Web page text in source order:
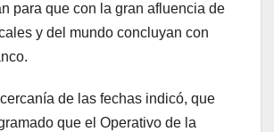
para que con la gran afluencia de
y del mundo concluyan con
de las fechas indicó, que
que el Operativo de la